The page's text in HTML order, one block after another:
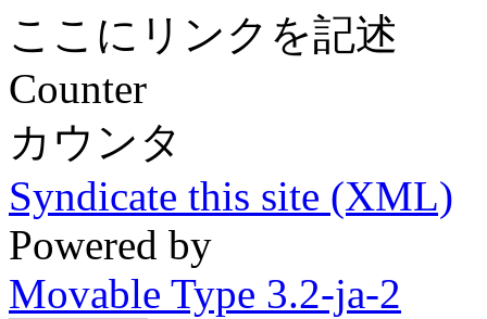
ここにリンクを記述
Counter
カウンタ
Syndicate this site (XML)
Powered by
Movable Type 3.2-ja-2